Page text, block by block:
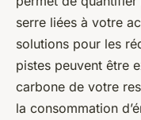
serre liées à votre
solutions pour les
pistes peuvent être
carbone de votre
la consommation